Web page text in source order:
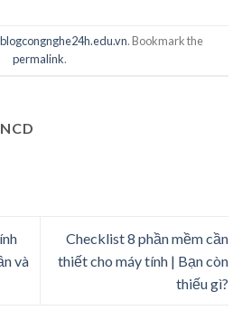
blogcongnghe24h.edu.vn. Bookmark the
permalink.
và
Checklist 8 phần mềm cần
thiết cho máy tính | Bạn còn
thiếu gì?